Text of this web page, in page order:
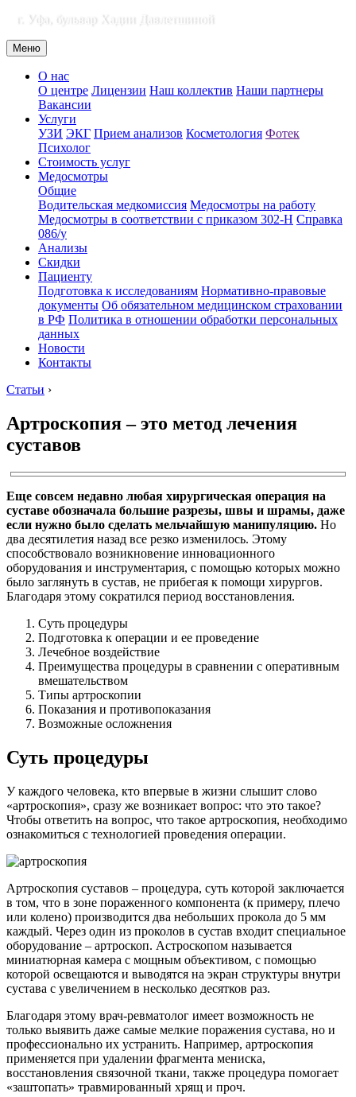
г. Уфа, бульвар Хадии Давлетшиной
Меню
О нас
О центре Лицензии Наш коллектив Наши партнеры
Вакансии
Услуги
УЗИ ЭКГ Прием анализов Косметология Фотек
Психолог
Стоимость услуг
Медосмотры
Общие
Водительская медкомиссия Медосмотры на работу
Медосмотры в соответствии с приказом 302-Н Справка
086/у
Анализы
Скидки
Пациенту
Подготовка к исследованиям Нормативно-правовые
документы Об обязательном медицинском страховании
в РФ Политика в отношении обработки персональных
данных
Новости
Контакты
Статьи ›
Артроскопия – это метод лечения
суставов
Еще совсем недавно любая хирургическая операция на
суставе обозначала большие разрезы, швы и шрамы, даже
если нужно было сделать мельчайшую манипуляцию. Но
два десятилетия назад все резко изменилось. Этому
способствовало возникновение инновационного
оборудования и инструментария, с помощью которых можно
было заглянуть в сустав, не прибегая к помощи хирургов.
Благодаря этому сократился период восстановления.
Суть процедуры
Подготовка к операции и ее проведение
Лечебное воздействие
Преимущества процедуры в сравнении с оперативным
вмешательством
Типы артроскопии
Показания и противопоказания
Возможные осложнения
Суть процедуры
У каждого человека, кто впервые в жизни слышит слово
«артроскопия», сразу же возникает вопрос: что это такое?
Чтобы ответить на вопрос, что такое артроскопия, необходимо
ознакомиться с технологией проведения операции.
Артроскопия суставов – процедура, суть которой заключается
в том, что в зоне пораженного компонента (к примеру, плечо
или колено) производится два небольших прокола до 5 мм
каждый. Через один из проколов в сустав входит специальное
оборудование – артроскоп. Астроскопом называется
миниатюрная камера с мощным объективом, с помощью
которой освещаются и выводятся на экран структуры внутри
сустава с увеличением в несколько десятков раз.
Благодаря этому врач-ревматолог имеет возможность не
только выявить даже самые мелкие поражения сустава, но и
профессионально их устранить. Например, артроскопия
применяется при удалении фрагмента мениска,
восстановления связочной ткани, также процедура помогает
«заштопать» травмированный хрящ и проч.